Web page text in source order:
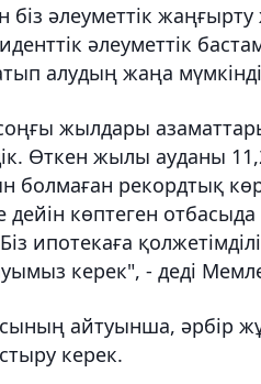
біз әлеуметтік
әлеуметтік
алудың жаңа
жылдары
Өткен жылы ауданы
болмаған рекордтық
дейін көптеген
Біз ипотекаға
керек", - деді
айтуынша, әрбір
керек.